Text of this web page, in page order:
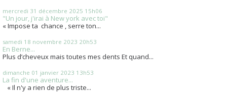
mercredi 31 décembre 2025 15h06
"Un jour, j'irai à New york avec toi"
« Impose ta chance , serre ton...
samedi 18 novembre 2023 20h53
En Berne...
Plus d’cheveux mais toutes mes dents Et quand...
dimanche 01 janvier 2023 13h53
La fin d'une aventure...
« Il n'y a rien de plus triste...